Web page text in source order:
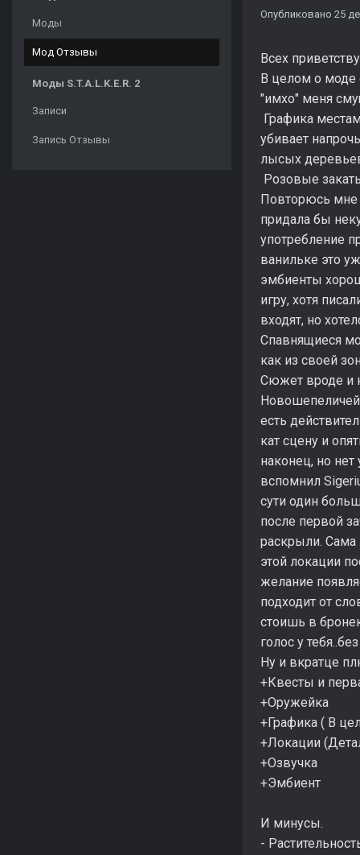
Моды
Мод Отзывы
Моды S.T.A.L.K.E.R. 2
Записи
Запись Отзывы
Опубликовано 25
Всех
В целом о моде
"имхо" меня
Графика
убивает
лысых
Розовые
Повторюсь мне
придала бы
употребление
ванильке это
эмбиенты
игру, хотя
входят, но
Спавнящиеся
как из своей
Сюжет вроде и
есть
кат сцену и
наконец, но
вспомнил
сути один
после первой
раскрыли. Сама
этой локации
желание
подходит от
стоишь в
голос у
Ну и вкратце
+Квесты и
+Оружейка
+Графика ( В
+Локации
+Озвучка
+Эмбиент
И минусы.
-